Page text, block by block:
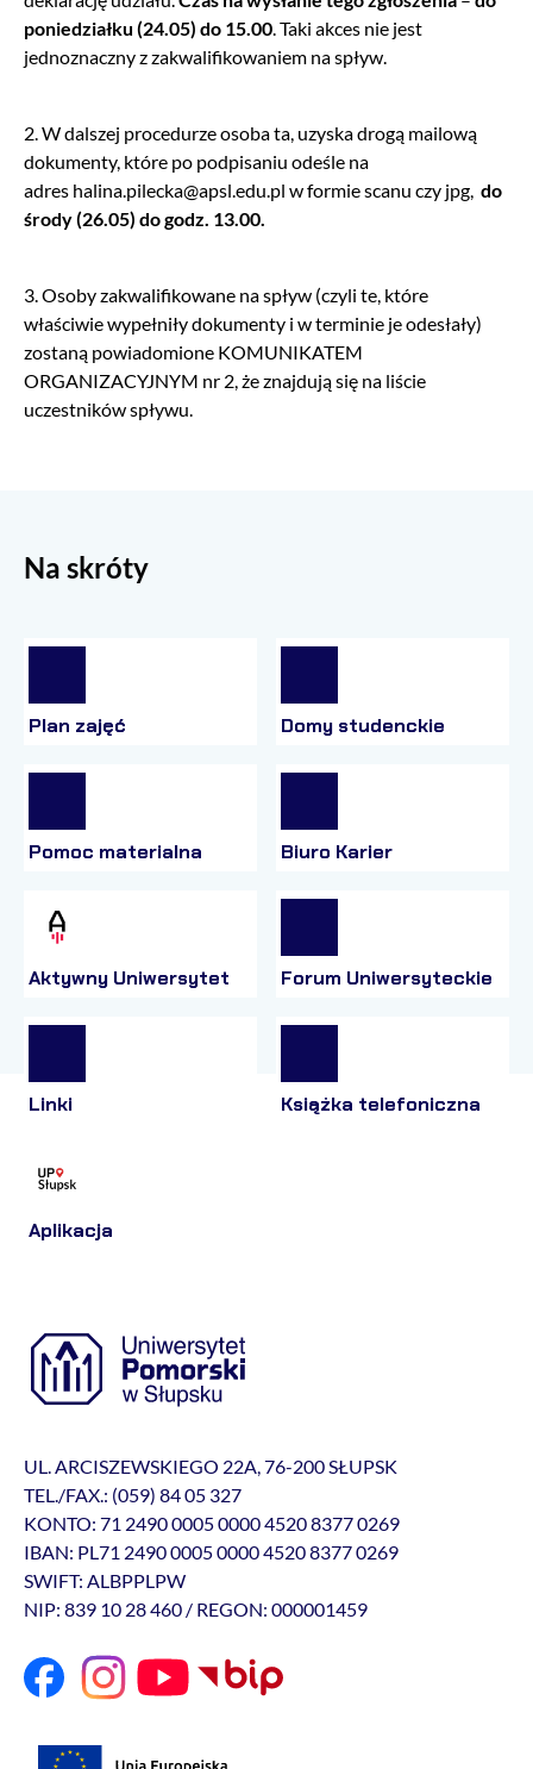
poniedziałku (24.05) do 15.00. Taki akces nie jest
jednoznaczny z zakwalifikowaniem na spływ.
2. W dalszej procedurze osoba ta, uzyska drogą mailową
dokumenty, które po podpisaniu odeśle na
adres halina.pilecka@apsl.edu.pl w formie scanu czy jpg, do
środy (26.05) do godz. 13.00.
3. Osoby zakwalifikowane na spływ (czyli te, które
właściwie wypełniły dokumenty i w terminie je odesłały)
zostaną powiadomione KOMUNIKATEM
ORGANIZACYJNYM nr 2, że znajdują się na liście
uczestników spływu.
Na skróty
Plan zajęć Domy studenckie
Pomoc materialna Biuro Karier
Aktywny Uniwersytet Forum Uniwersyteckie
Linki Książka telefoniczna
Aplikacja
UL. ARCISZEWSKIEGO 22A, 76-200 SŁUPSK
TEL./FAX.: (059) 84 05 327
KONTO: 71 2490 0005 0000 4520 8377 0269
IBAN: PL71 2490 0005 0000 4520 8377 0269
SWIFT: ALBPPLPW
NIP: 839 10 28 460 / REGON: 000001459